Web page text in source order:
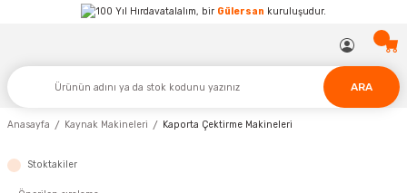
Hırdavatalalım, bir Gülersan kuruluşudur.
ARA
Anasayfa Kaynak Makineleri Kaporta Çektirme Makineleri
Stoktakiler